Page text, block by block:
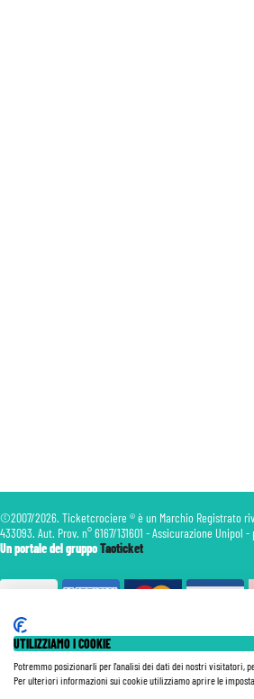
©2007/2026. Ticketcrociere ® è un Marchio Registrato
433093. Aut. Prov. n° 6167/131601 - Assicurazione Unipol
Un portale del gruppoTaoticket
Le Tariffe pubblicate si intendono per persona (p.p.) con Tasse e
Tutte le nostre Offerte non sono retroattive.
UTILIZZIAMO I COOKIE
Potremmo posizionarli per l'analisi dei dati dei nostri visitatori,
Per ulteriori informazioni sui cookie utilizziamo aprire le